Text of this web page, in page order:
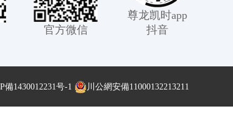
官方微信
尊龙凯时app
抖音
備1430012231号-1 川公網安備11000132213211